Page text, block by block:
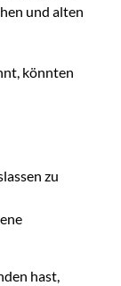
und alten
könnten
zu
hast,